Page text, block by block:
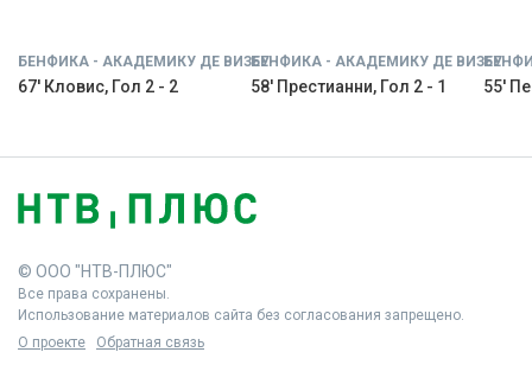
БЕНФИКА - АКАДЕМИКУ ДЕ ВИЗЕУ
67' Кловис, Гол 2 - 2
БЕНФИКА - АКАДЕМИКУ ДЕ ВИЗЕУ
58' Престианни, Гол 2 - 1 55'
© ООО "НТВ-ПЛЮС"
Все права сохранены.
Использование материалов сайта без согласования запрещено.
О проекте
Обратная связь